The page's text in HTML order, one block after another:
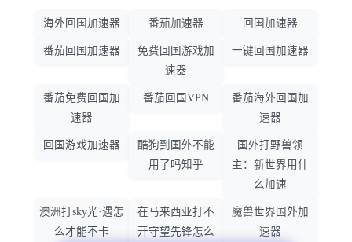
海外回国加速器 番茄加速器 回国加速器
番茄回国加速器
免费回国游戏加
速器
一键回国加速器
番茄免费回国加
速器
番茄回国VPN
番茄海外回国加
速器
回国游戏加速器
酷狗到国外不能
用了吗知乎
国外打野兽领
主：新世界用什
么加速
澳洲打sky光·遇怎
么才能不卡
在马来西亚打不
开守望先锋怎么
魔兽世界国外加
速器